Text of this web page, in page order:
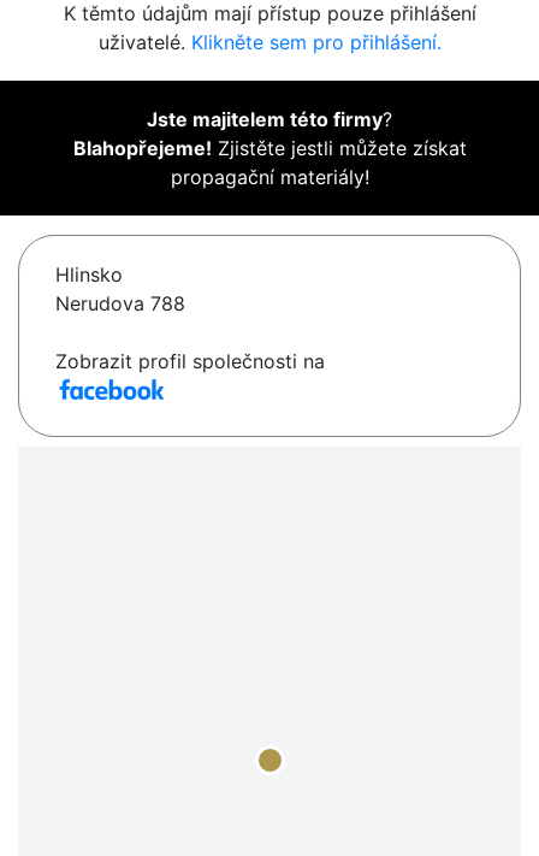
K těmto údajům mají přístup pouze přihlášení
uživatelé. Klikněte sem pro přihlášení.
Jste majitelem této firmy?
Blahopřejeme! Zjistěte jestli můžete získat
propagační materiály!
Hlinsko
Nerudova 788
Zobrazit profil společnosti na